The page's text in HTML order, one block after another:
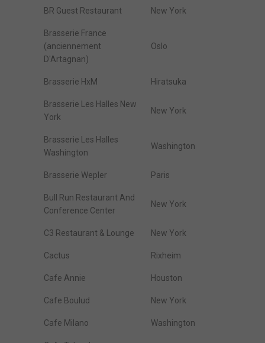
BR Guest Restaurant New York
Brasserie France
(anciennement
D'Artagnan)
Oslo
Brasserie HxM Hiratsuka
Brasserie Les Halles New
York
New York
Brasserie Les Halles
Washington
Washington
Brasserie Wepler Paris
Bull Run Restaurant And
Conference Center
New York
C3 Restaurant & Lounge New York
Cactus Rixheim
Cafe Annie Houston
Cafe Boulud New York
Cafe Milano Washington